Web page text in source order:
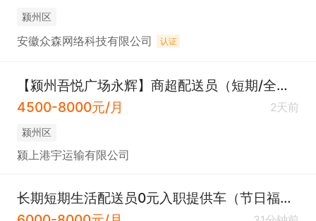
颍州区
安徽众森网络科技有限公司 认证
【颍州吾悦广场永辉】商超配送员（短期/全职均可）
4500-8000元/月
2天前
颍州区
颍上港宇运输有限公司
长期短期生活配送员0元入职提供车（节日福利）